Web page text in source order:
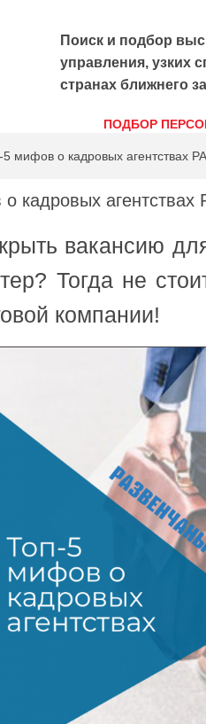
Поиск и подбор
управления, узких
странах ближнего
ПОДБОР
5 мифов о кадровых агентствах
кадровых
вакансию
Тогда не
компании!